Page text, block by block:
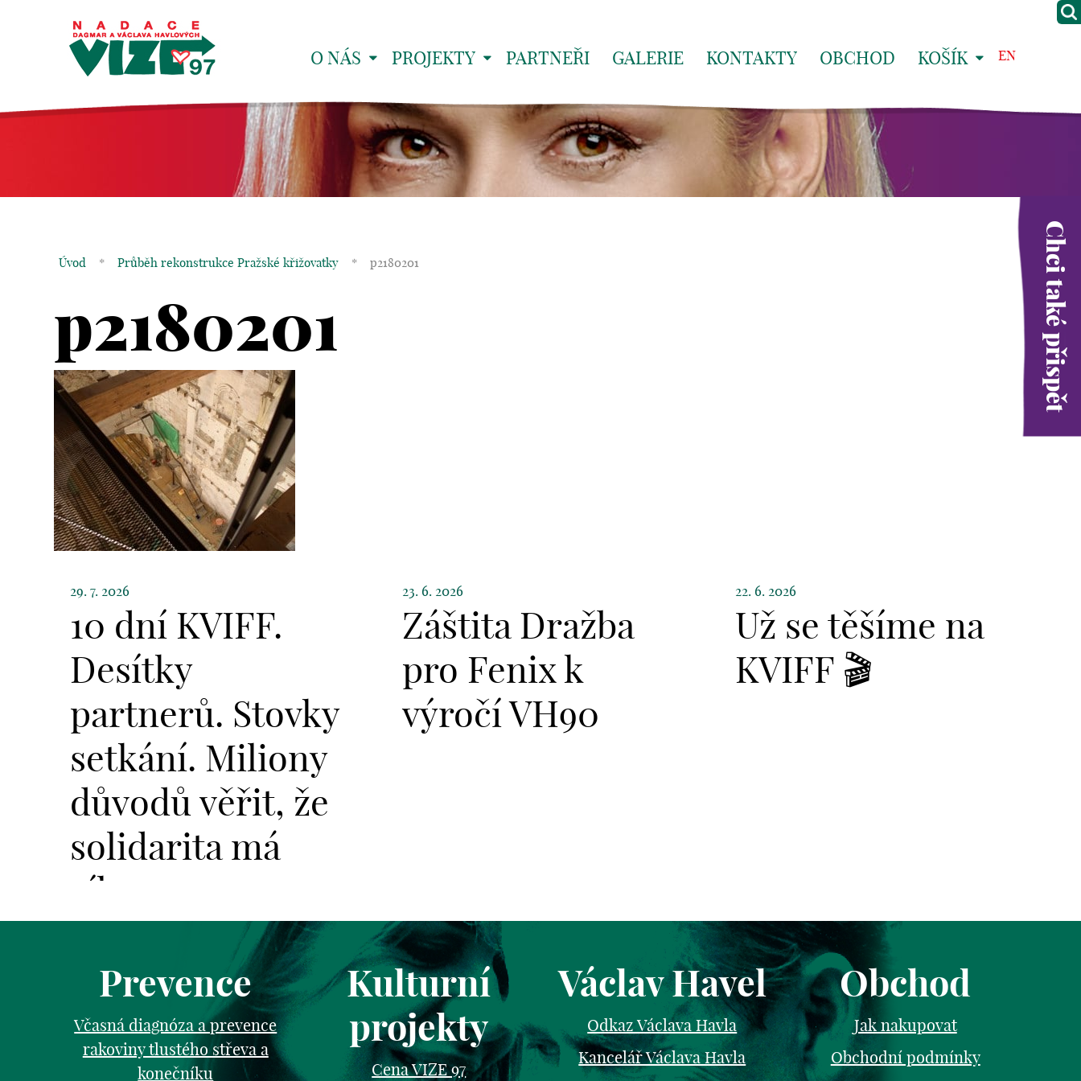
O NÁS PROJEKTY PARTNEŘI GALERIE KONTAKTY OBCHOD KOŠÍK EN
Chci také přispět
Úvod * Průběh rekonstrukce Pražské křižovatky * p2180201
p2180201
29. 7. 2026
10 dní KVIFF.
Desítky
partnerů. Stovky
setkání. Miliony
důvodů věřit, že
solidarita má
sílu.
23. 6. 2026
Záštita Dražba
pro Fenix k
výročí VH90
22. 6. 2026
Už se těšíme na
KVIFF 🎬
Prevence
Včasná diagnóza a prevence
rakoviny tlustého střeva a
konečníku
Kulturní
projekty
Cena VIZE 97
Václav Havel
Odkaz Václava Havla
Kancelář Václava Havla
Obchod
Jak nakupovat
Obchodní podmínky